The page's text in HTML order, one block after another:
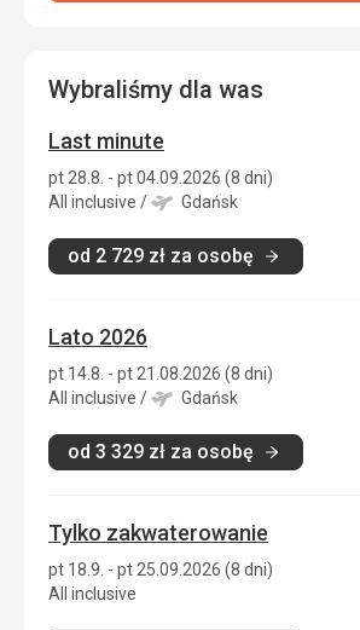
Wybraliśmy dla was
Last minute
pt 28.8. - pt 04.09.2026 (8 dni)
All inclusive / Gdańsk
od 2 729 zł za osobę
Lato 2026
pt 14.8. - pt 21.08.2026 (8 dni)
All inclusive / Gdańsk
od 3 329 zł za osobę
Tylko zakwaterowanie
pt 18.9. - pt 25.09.2026 (8 dni)
All inclusive